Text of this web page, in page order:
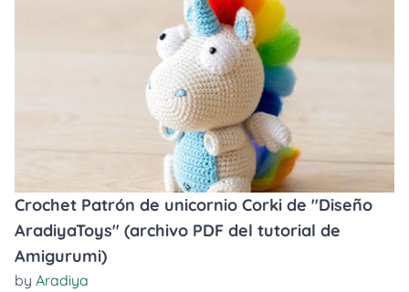
Crochet Patrón de unicornio Corki de "Diseño
AradiyaToys" (archivo PDF del tutorial de
Amigurumi)
by Aradiya